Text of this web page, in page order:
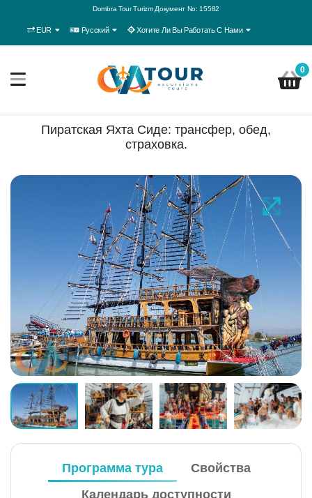
Dombra Tour Turizm Документ No: 15582
EUR Русский Хотите Ли Вы Работать С Нами
0
Пиратская Яхта Сиде: трансфер, обед,
страховка.
Программа тура
Свойства
Календарь доступности